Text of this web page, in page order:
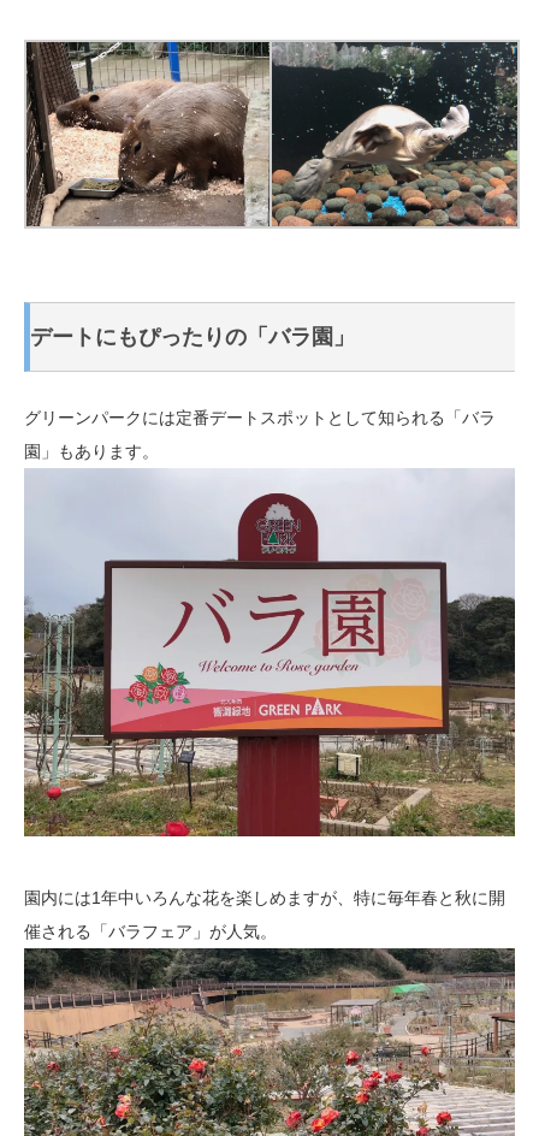
デートにもぴったりの「バラ園」
グリーンパークには定番デートスポットとして知られる「バラ
園」もあります。
園内には1年中いろんな花を楽しめますが、特に毎年春と秋に開
催される「バラフェア」が人気。